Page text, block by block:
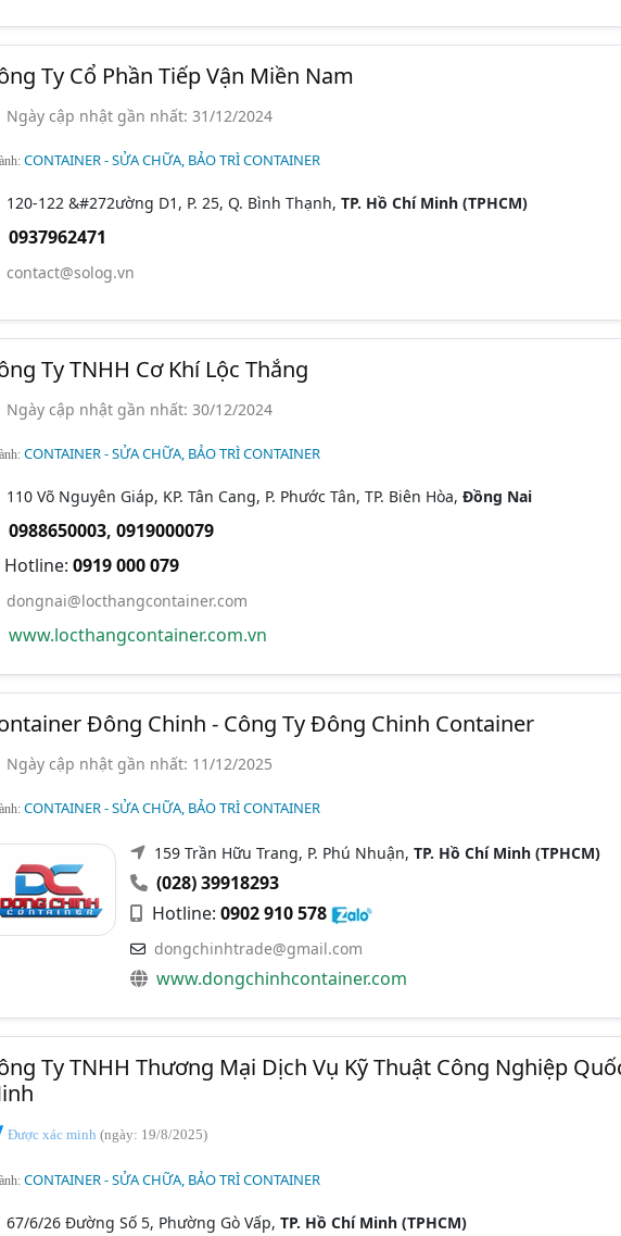
Ty Cổ Phần Tiếp Vận Miền Nam
Ngày cập nhật gần nhất: 31/12/2024
CONTAINER - SỬA CHỮA, BẢO TRÌ CONTAINER
120-122 &#272ường D1, P. 25, Q. Bình Thạnh, TP. Hồ Chí Minh (TPHCM)
0937962471
contact@solog.vn
Ty TNHH Cơ Khí Lộc Thắng
Ngày cập nhật gần nhất: 30/12/2024
CONTAINER - SỬA CHỮA, BẢO TRÌ CONTAINER
110 Võ Nguyên Giáp, KP. Tân Cang, P. Phước Tân, TP. Biên Hòa, Đồng Nai
0988650003, 0919000079
Hotline: 0919 000 079
dongnai@locthangcontainer.com
www.locthangcontainer.com.vn
Đông Chinh - Công Ty Đông Chinh Container
Ngày cập nhật gần nhất: 11/12/2025
CONTAINER - SỬA CHỮA, BẢO TRÌ CONTAINER
159 Trần Hữu Trang, P. Phú Nhuận, TP. Hồ Chí Minh (TPHCM)
(028) 39918293
Hotline: 0902 910 578
dongchinhtrade@gmail.com
www.dongchinhcontainer.com
Ty TNHH Thương Mại Dịch Vụ Kỹ Thuật Công Nghiệp
Được xác minh (ngày: 19/8/2025)
CONTAINER - SỬA CHỮA, BẢO TRÌ CONTAINER
67/6/26 Đường Số 5, Phường Gò Vấp, TP. Hồ Chí Minh (TPHCM)